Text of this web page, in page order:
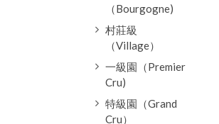
（Bourgogne)
村莊級
（Village）
一級園（Premier
Cru)
特級園（Grand
Cru）